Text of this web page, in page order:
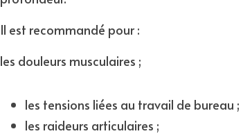
Il est recommandé pour :
les douleurs musculaires ;
les tensions liées au travail de bureau ;
les raideurs articulaires ;